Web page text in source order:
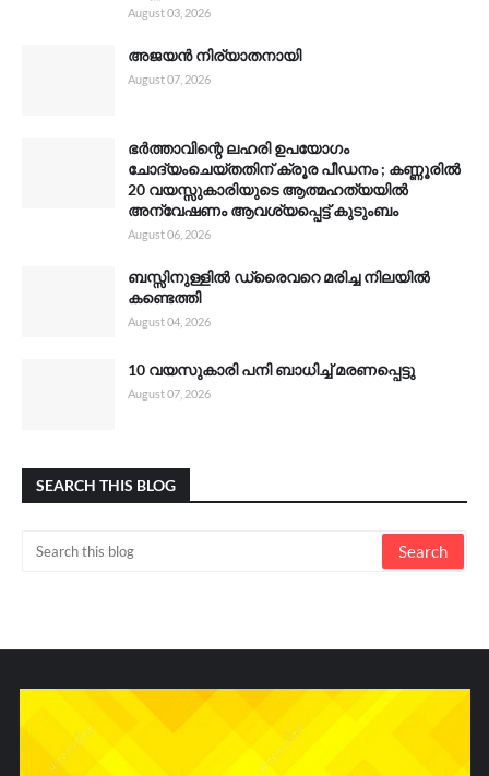
August 03, 2026
അജയൻ നിര്യാതനായി
August 07, 2026
ഭർത്താവിന്റെ ലഹരി ഉപയോഗം
ചോദ്യംചെയ്തതിന് ക്രൂര പീഡനം ; കണ്ണൂരിൽ
20 വയസ്സുകാരിയുടെ ആത്മഹത്യയിൽ
അന്വേഷണം ആവശ്യപ്പെട്ട് കുടുംബം
August 06, 2026
ബസ്സിനുള്ളിൽ ഡ്രൈവറെ മരിച്ച നിലയിൽ
കണ്ടെത്തി
August 04, 2026
10 വയസുകാരി പനി ബാധിച്ച് മരണപ്പെട്ടു
August 07, 2026
SEARCH THIS BLOG